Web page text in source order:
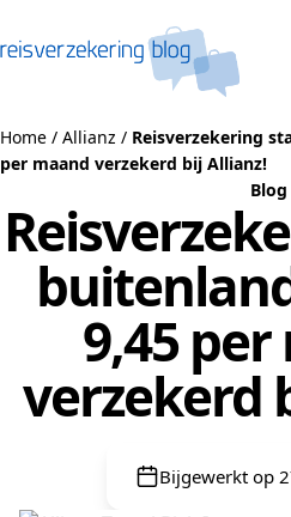
Home / Allianz / Reisverzekering
per maand verzekerd bij Allianz!
Blog
9,45
verzekerd
Bijgewerkt op